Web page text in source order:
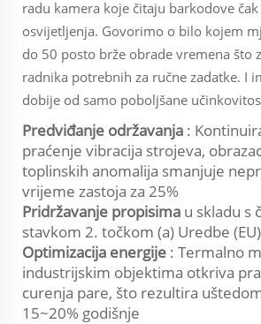
radu kamera koje čitaju barkodove
osvijetljenja. Govorimo o bilo kojem
do 50 posto brže obrade vremena što
radnika potrebnih za ručne zadatke. I
dobije od samo poboljšane
Predviđanje održavanja :
praćenje vibracija strojeva,
toplinskih anomalija smanjuje
vrijeme zastoja za 25%
Pridržavanje propisima u skladu s
stavkom 2. točkom (a) Uredbe
Optimizacija energije : Termalno
industrijskim objektima otkriva
curenja pare, što rezultira
15~20% godišnje